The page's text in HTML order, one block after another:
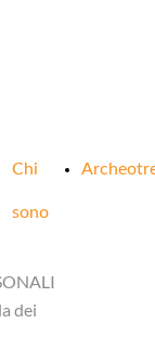
Chi
sono
dei